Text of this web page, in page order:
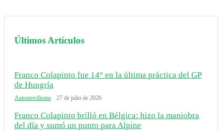
Últimos Artículos
Franco Colapinto fue 14° en la última práctica del GP
de Hungría
Automovilismo 27 de julio de 2026
Franco Colapinto brilló en Bélgica: hizo la maniobra
del día y sumó un punto para Alpine